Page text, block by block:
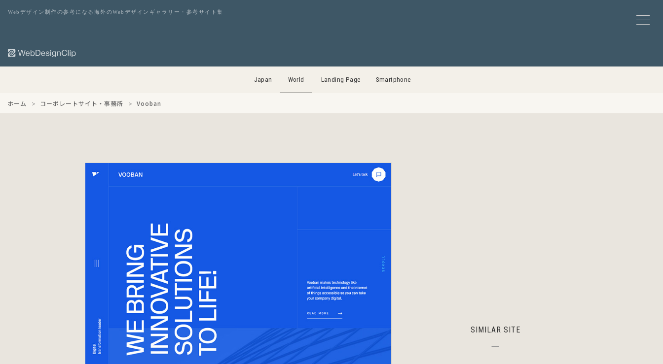
Webデザイン制作の参考になる海外のWebデザインギャラリー・参考サイト集
Japan World Landing Page Smartphone
ホーム コーポレートサイト・事務所 Vooban
SIMILAR SITE